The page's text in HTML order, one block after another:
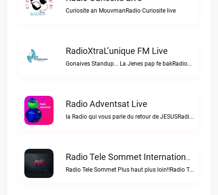
Curiosite an MouvmanRadio Curiosite live
RadioXtraL’unique FM Live
Gonaives Standup... La Jenes pap fe bakRadioXtraL’unique FM live
Radio Adventsat Live
la Radio qui vous parle du retour de JESUSRadio Adventsat live
Radio Tele Sommet Internationale Live
Radio Tele Sommet Plus haut plus loin!!Radio Tele Sommet Internationale live